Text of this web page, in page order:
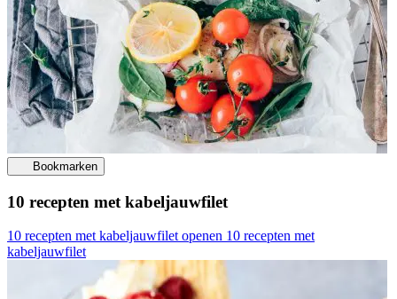
Bookmarken
10 recepten met kabeljauwfilet
10 recepten met kabeljauwfilet openen 10 recepten met
kabeljauwfilet